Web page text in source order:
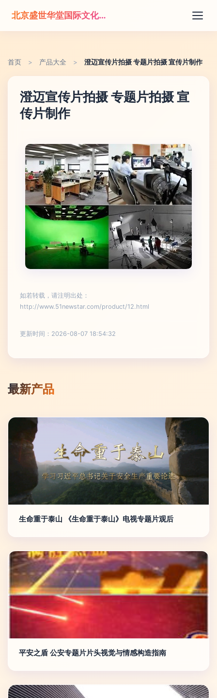
北京盛世华堂国际文化传播有限公司
首页 > 产品大全 > 澄迈宣传片拍摄 专题片拍摄 宣传片制作
澄迈宣传片拍摄 专题片拍摄 宣
传片制作
如若转载，请注明出处：
http://www.51newstar.com/product/12.html
更新时间：2026-08-07 18:54:32
最新产品
生命重于泰山 《生命重于泰山》电视专题片观后
平安之盾 公安专题片片头视觉与情感构造指南